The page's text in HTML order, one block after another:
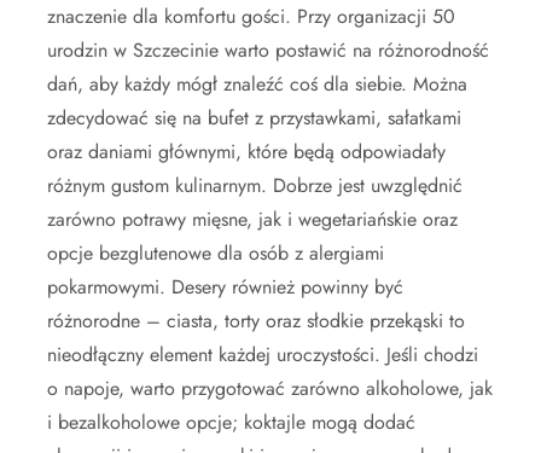
znaczenie dla komfortu gości. Przy organizacji 50
urodzin w Szczecinie warto postawić na różnorodność
dań, aby każdy mógł znaleźć coś dla siebie. Można
zdecydować się na bufet z przystawkami, sałatkami
oraz daniami głównymi, które będą odpowiadały
różnym gustom kulinarnym. Dobrze jest uwzględnić
zarówno potrawy mięsne, jak i wegetariańskie oraz
opcje bezglutenowe dla osób z alergiami
pokarmowymi. Desery również powinny być
różnorodne – ciasta, torty oraz słodkie przekąski to
nieodłączny element każdej uroczystości. Jeśli chodzi
o napoje, warto przygotować zarówno alkoholowe, jak
i bezalkoholowe opcje; koktajle mogą dodać